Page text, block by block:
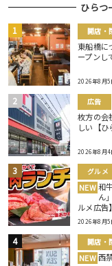
ひらつ
開店・
東船橋に
ープンし
2026年8月5
広告
枚方の会
しい【ひ
2026年8月4
グルメ
NEW 和
ん
ルメ広告】
2026年8月5
開店・
NEW 西